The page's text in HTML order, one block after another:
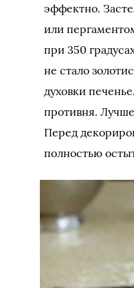
эффектно.
или
при 350
не стало
духовки
противня.
Перед
полностью